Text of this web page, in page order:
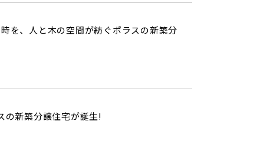
を、人と木の空間が紡ぐポラスの新築分
の新築分譲住宅が誕生!